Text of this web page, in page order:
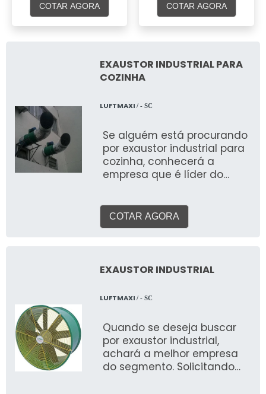
COTAR AGORA COTAR AGORA
EXAUSTOR INDUSTRIAL PARA
COZINHA
LUFTMAXI / - SC
Se alguém está procurando
por exaustor industrial para
cozinha, conhecerá a
empresa que é líder do
chama Soluções Industriais,
acaba descobrindo a maior
SOBRE O FUNCIONAMENTO DO
industrial para cozinha é um
importante componente do
Exaustão de uma indústria e
trabalha para realizar a
circulação do ar,
insuflamento e purificação
COTAR AGORA
EXAUSTOR INDUSTRIAL
LUFTMAXI / - SC
Quando se deseja buscar
por exaustor industrial,
achará a melhor empresa
do segmento. Solicitando